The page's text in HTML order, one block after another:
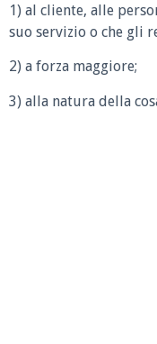
1) al cliente, alle
suo servizio o che gli
2) a forza maggiore;
3) alla natura della